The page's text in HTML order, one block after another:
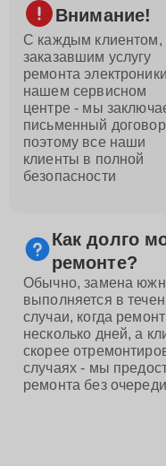
Внимание!
С каждым клиентом,
заказавшим услугу
ремонта
нашем сервисном
центре - мы
письменный
поэтому все наши
клиенты в полной
безопасности
Как долго
ремонте?
Обычно, замена
выполняется в
случаи, когда
несколько дней, а
скорее
случаях - мы
ремонта без